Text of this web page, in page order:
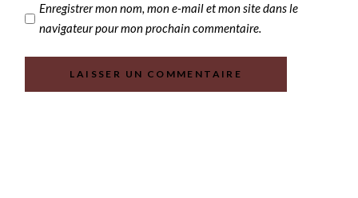
Enregistrer mon nom, mon e-mail et mon site dans le
navigateur pour mon prochain commentaire.
LAISSER UN COMMENTAIRE